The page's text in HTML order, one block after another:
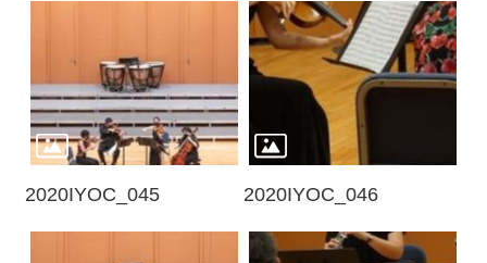
2020IYOC_045 2020IYOC_046